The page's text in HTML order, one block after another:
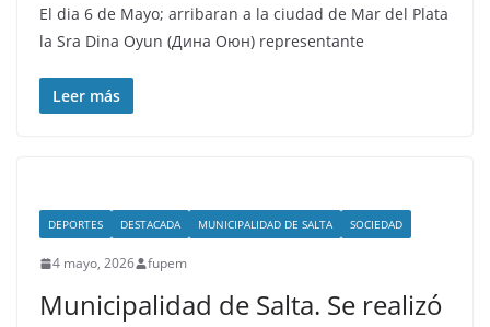
El dia 6 de Mayo; arribaran a la ciudad de Mar del Plata
la Sra Dina Oyun (Дина Оюн) representante
Leer más
DEPORTES DESTACADA MUNICIPALIDAD DE SALTA SOCIEDAD
4 mayo, 2026 fupem
Municipalidad de Salta. Se realizó